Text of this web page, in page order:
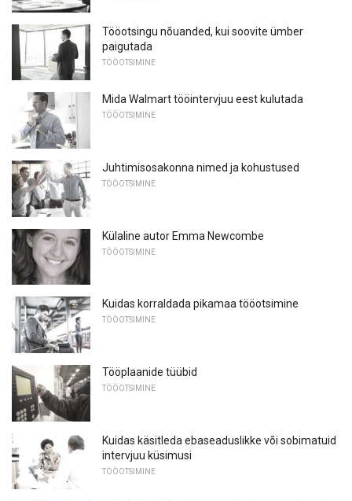
Tööotsingu nõuanded, kui soovite ümber
paigutada
TÖÖOTSIMINE
Mida Walmart tööintervjuu eest kulutada
TÖÖOTSIMINE
Juhtimisosakonna nimed ja kohustused
TÖÖOTSIMINE
Külaline autor Emma Newcombe
TÖÖOTSIMINE
Kuidas korraldada pikamaa tööotsimine
TÖÖOTSIMINE
Tööplaanide tüübid
TÖÖOTSIMINE
Kuidas käsitleda ebaseaduslikke või sobimatuid
intervjuu küsimusi
TÖÖOTSIMINE